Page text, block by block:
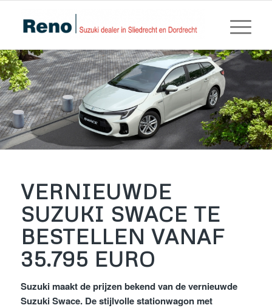
VERNIEUWDE
SUZUKI SWACE TE
BESTELLEN VANAF
35.795 EURO
Suzuki maakt de prijzen bekend van de vernieuwde
Suzuki Swace. De stijlvolle stationwagon met